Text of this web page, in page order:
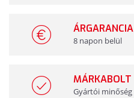
ÁRGARANCIA
8 napon belül
MÁRKABOLT
Gyártói minőség